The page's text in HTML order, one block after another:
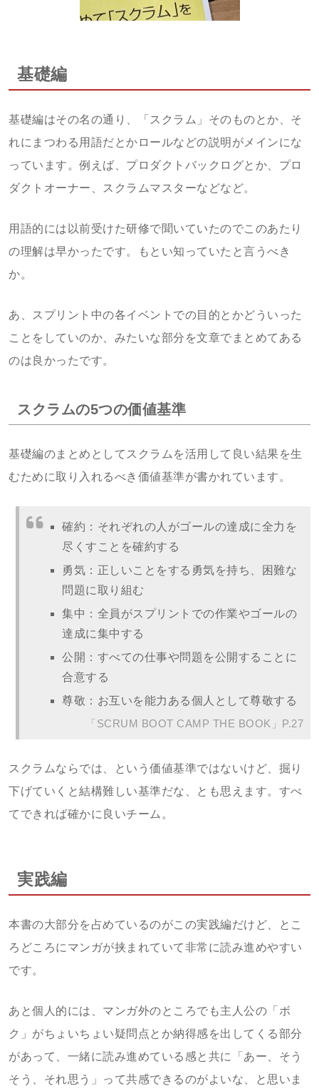
基礎編
基礎編はその名の通り、「スクラム」そのものとか、そ
れにまつわる用語だとかロールなどの説明がメインにな
っています。例えば、プロダクトバックログとか、プロ
ダクトオーナー、スクラムマスターなどなど。
用語的には以前受けた研修で聞いていたのでこのあたり
の理解は早かったです。もとい知っていたと言うべき
か。
あ、スプリント中の各イベントでの目的とかどういった
ことをしていのか、みたいな部分を文章でまとめてある
のは良かったです。
スクラムの5つの価値基準
基礎編のまとめとしてスクラムを活用して良い結果を生
むために取り入れるべき価値基準が書かれています。
確約：それぞれの人がゴールの達成に全力を
尽くすことを確約する
勇気：正しいことをする勇気を持ち、困難な
問題に取り組む
集中：全員がスプリントでの作業やゴールの
達成に集中する
公開：すべての仕事や問題を公開することに
合意する
尊敬：お互いを能力ある個人として尊敬する
「SCRUM BOOT CAMP THE BOOK」P.27
スクラムならでは、という価値基準ではないけど、掘り
下げていくと結構難しい基準だな、とも思えます。すべ
てできれば確かに良いチーム。
実践編
本書の大部分を占めているのがこの実践編だけど、とこ
ろどころにマンガが挟まれていて非常に読み進めやすい
です。
あと個人的には、マンガ外のところでも主人公の「ボ
ク」がちょいちょい疑問点とか納得感を出してくる部分
があって、一緒に読み進めている感と共に「あー、そう
そう、それ思う」って共感できるのがよいな、と思いま